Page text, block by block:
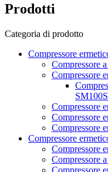
Prodotti
Categoria di prodotto
Compressore
Compressore
Compressore
Compressore
Compressore
Compressore
Compressore
Compressore
Compressore
Compressore